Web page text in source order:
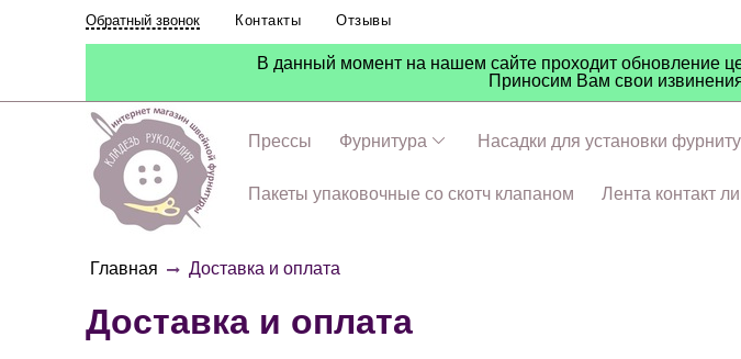
Обратный звонок Контакты Отзывы
В данный момент на нашем сайте проходит обновление
Приносим Вам свои
Прессы Фурнитура Насадки для установки
Пакеты упаковочные со скотч клапаном Лента контакт
Главная Доставка и оплата
Доставка и оплата